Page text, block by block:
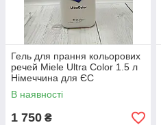
Гель для прання кольорових
речей Miele Ultra Color 1.5 л
Німеччина для ЄС
В наявності
1 750 ₴